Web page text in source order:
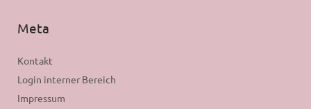
Meta
Kontakt
Login interner Bereich
Impressum